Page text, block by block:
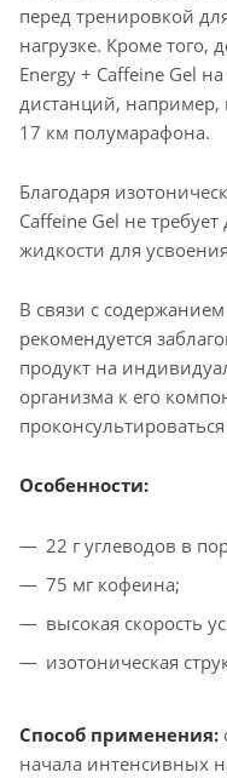
перед тренировкой
нагрузке. Кроме того,
Energy + Caffeine Gel
дистанций,
17 км полумарафона.
Благодаря
Caffeine Gel не
жидкости для
В связи с
рекомендуется
продукт на
организма к его
Особенности:
22 г углеводов в
75 мг кофеина;
высокая скорость
изотоническая
Способ применения:
начала интенсивных